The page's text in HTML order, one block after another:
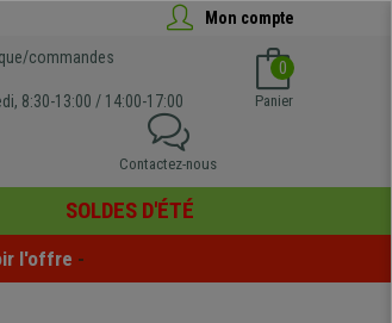
Mon compte
commandes
8:30-13:00 / 14:00-17:00
0
Panier
Contactez-nous
SOLDES D'ÉTÉ
l'offre -